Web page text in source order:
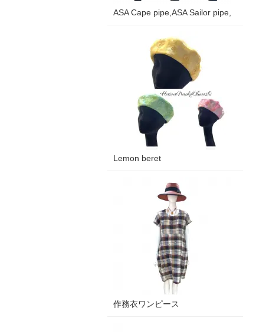
ASA Cape pipe,ASA Sailor pipe,
Lemon beret
作務衣ワンピース